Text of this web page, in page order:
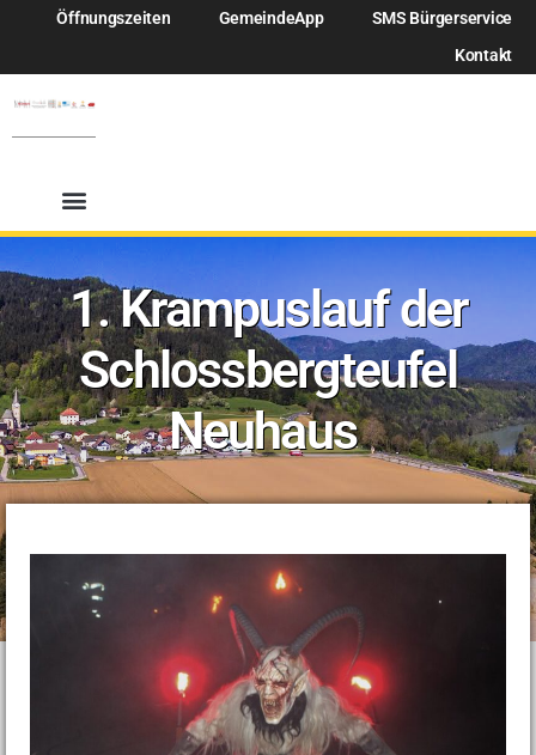
Öffnungszeiten GemeindeApp
SMS Bürgerservice
Kontakt
1. Krampuslauf der
Schlossbergteufel
Neuhaus